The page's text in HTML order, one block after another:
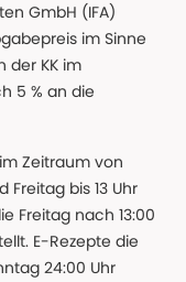
GmbH (IFA)
im Sinne
der KK im
5 % an die
Zeitraum von
Freitag bis 13 Uhr
Freitag nach 13:00
E-Rezepte die
24:00 Uhr